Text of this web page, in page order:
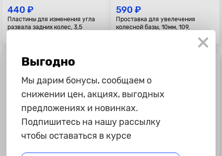
440 ₽
Пластины для изменения угла
развала задних колес, 3,5
590 ₽
Проставка для увелечения
колесной базы, 10мм, 109,
635 ₽
Пластины для изменения угла
градуса
420 ₽
Пластины для изменения угла
Выгодно
Мы дарим бонусы, сообщаем о
снижении цен, акциях, выгодных
предложениях и новинках.
Подпишитесь на нашу рассылку
чтобы оставаться в курсе